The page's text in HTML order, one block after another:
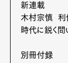
Pen
新連載
木村宗慎 利
時代に鋭く問
別冊付録